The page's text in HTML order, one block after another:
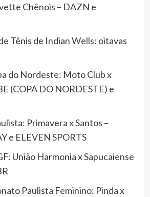
Chênois – DAZN e
Tênis de Indian Wells: oitavas
do Nordeste: Moto Club x
(COPA DO NORDESTE) e
Primavera x Santos –
e ELEVEN SPORTS
União Harmonia x Sapucaiense
Paulista Feminino: Pinda x